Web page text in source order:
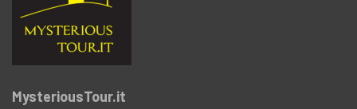
MysteriousTour.it